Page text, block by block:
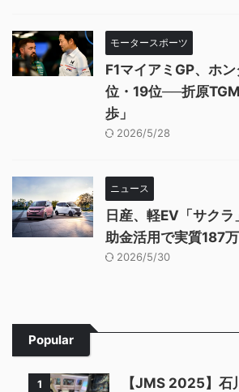
モータースポーツ
F1マイアミGP、ホ
位・19位──折原
歩」
2026/5/28
ニュース
日産、軽EV「サク
助金活用で実質187
2026/5/30
Popular
1
【JMS 2025】石